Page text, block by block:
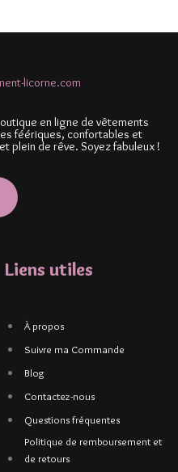
en ligne de vêtements
féériques, confortables et
plein de rêve. Soyez fabuleux !
Liens utiles
À propos
Suivre ma Commande
Blog
Contactez-nous
Questions fréquentes
Politique de remboursement et
de retours